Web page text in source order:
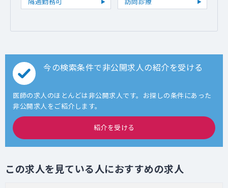
今の検索条件で非公開求人の紹介を受ける
医師の求人のほとんどは非公開求人です。お探しの条件にあった
非公開求人をご紹介します。
紹介を受ける
この求人を見ている人におすすめの求人